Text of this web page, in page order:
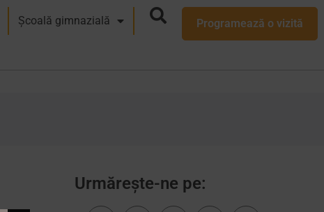
Școală gimnazială Programează o vizită
Urmărește-ne pe: